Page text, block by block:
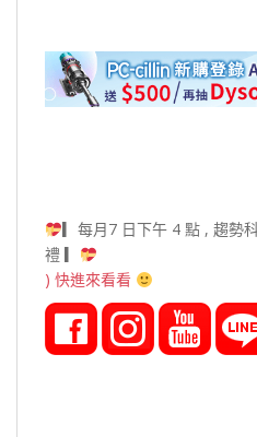
▎每月7 日下午 4 點 , 趨勢
禮 ▎
) 快進來看看